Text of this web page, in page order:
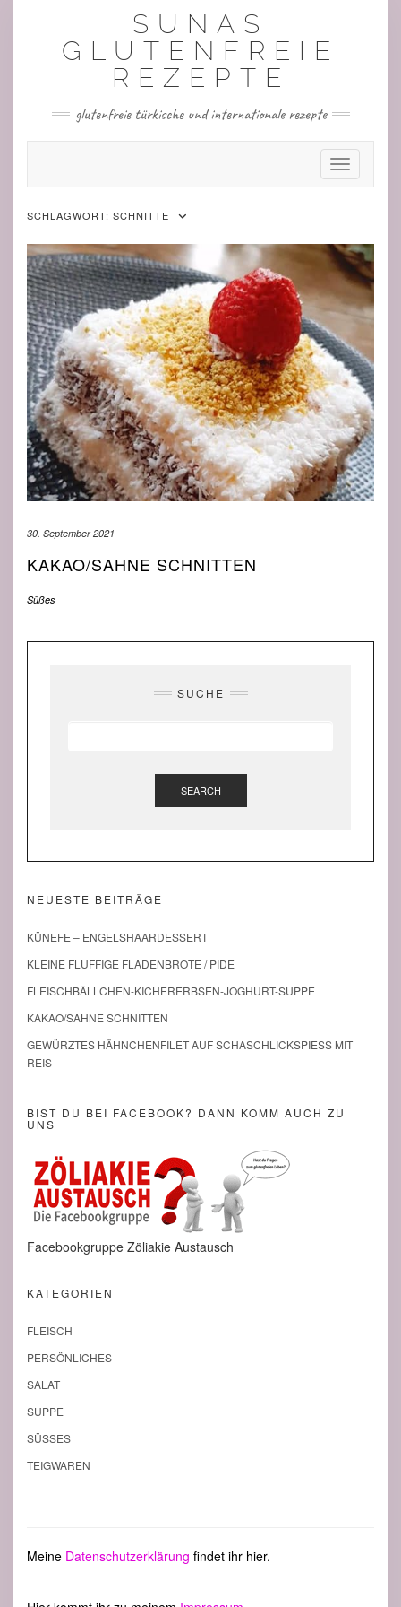
SUNAS
GLUTENFREIE
REZEPTE
glutenfreie türkische und internationale rezepte
Toggle
SCHLAGWORT: SCHNITTE
30. September 2021
KAKAO/SAHNE SCHNITTEN
Süßes
SUCHE
SEARCH
NEUESTE BEITRÄGE
KÜNEFE – ENGELSHAARDESSERT
KLEINE FLUFFIGE FLADENBROTE / PIDE
FLEISCHBÄLLCHEN-KICHERERBSEN-JOGHURT-SUPPE
KAKAO/SAHNE SCHNITTEN
GEWÜRZTES HÄHNCHENFILET AUF SCHASCHLICKSPIESS MIT R
EIS
BIST DU BEI FACEBOOK? DANN KOMM AUCH ZU
UNS
Facebookgruppe Zöliakie Austausch
KATEGORIEN
FLEISCH
PERSÖNLICHES
SALAT
SUPPE
SÜSSES
TEIGWAREN
Meine Datenschutzerklärung findet ihr hier.